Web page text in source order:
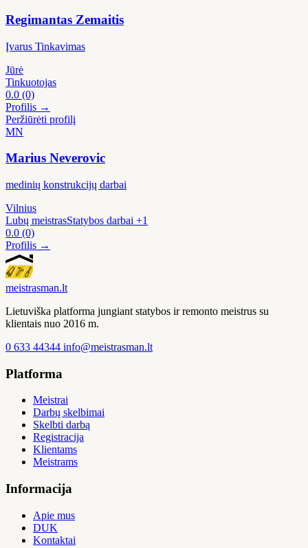
Regimantas Zemaitis
Įvarus Tinkavimas
Jūrė
Tinkuotojas
0.0 (0)
Profilis →
Peržiūrėti profilį
MN
Marius Neverovic
medinių konstrukcijų darbai
Vilnius
Lubų meistrasStatybos darbai +1
0.0 (0)
Profilis →
meistrasman.lt
Lietuviška platforma jungiant statybos ir remonto meistrus su
klientais nuo 2016 m.
0 633 44344 info@meistrasman.lt
Platforma
Meistrai
Darbų skelbimai
Skelbti darbą
Registracija
Klientams
Meistrams
Informacija
Apie mus
DUK
Kontaktai